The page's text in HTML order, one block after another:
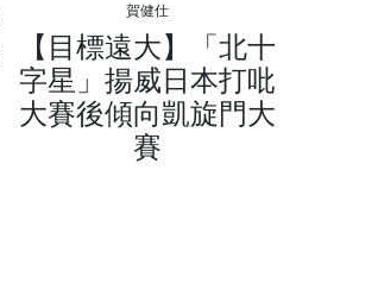
賀健仕
【目標遠大】「北十
字星」揚威日本打吡
大賽後傾向凱旋門大
賽